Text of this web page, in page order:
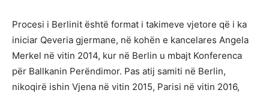
Procesi i Berlinit është format i takimeve vjetore që i ka
iniciar Qeveria gjermane, në kohën e kancelares Angela
Merkel në vitin 2014, kur në Berlin u mbajt Konferenca
për Ballkanin Perëndimor. Pas atij samiti në Berlin,
nikoqirë ishin Vjena në vitin 2015, Parisi në vitin 2016,